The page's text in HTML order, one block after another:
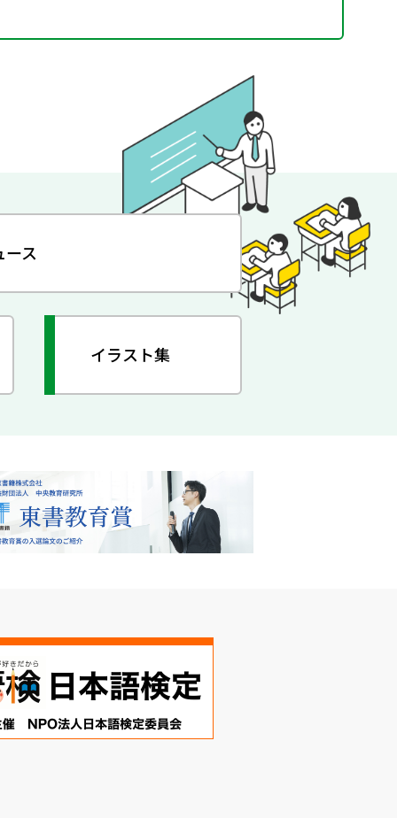
ース
イラスト集